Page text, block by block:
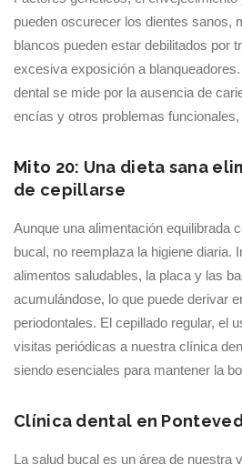
pueden oscurecer los dientes sanos,
blancos pueden estar debilitados por
excesiva exposición a
dental se mide por la ausencia de
encías y otros problemas
Mito 20: Una dieta sana
de cepillarse
Aunque una alimentación equilibrada
bucal, no reemplaza la higiene diaria.
alimentos saludables, la placa y las
acumulándose, lo que puede derivar
periodontales. El cepillado regular, el
visitas periódicas a nuestra clínica
siendo esenciales para mantener la
Clínica dental en
La salud bucal es un área de nuestra